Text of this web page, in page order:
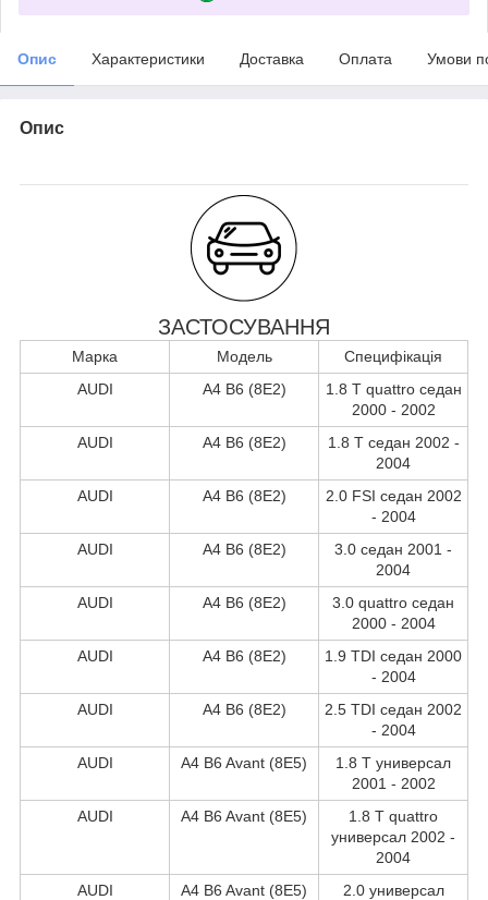
Опис Характеристики Доставка Оплата Умови
Опис
ЗАСТОСУВАННЯ
Марка Модель
Специфікація
AUDI
A4 B6 (8E2)
1.8 T quattro седан
2000 - 2002
AUDI
A4 B6 (8E2)
1.8 T седан 2002 -
2004
AUDI
A4 B6 (8E2)
2.0 FSI седан 2002
- 2004
AUDI
A4 B6 (8E2)
3.0 седан 2001 -
2004
AUDI
A4 B6 (8E2)
3.0 quattro седан
2000 - 2004
AUDI
A4 B6 (8E2)
1.9 TDI седан 2000
- 2004
AUDI
A4 B6 (8E2)
2.5 TDI седан 2002
- 2004
AUDI
A4 B6 Avant (8E5)
1.8 T универсал
2001 - 2002
AUDI
A4 B6 Avant (8E5)
1.8 T quattro
универсал 2002 -
2004
AUDI
A4 B6 Avant (8E5)
2.0 универсал